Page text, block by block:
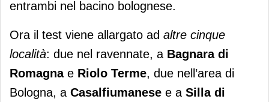
entrambi nel bacino bolognese.
Ora il test viene allargato ad altre cinque
località: due nel ravennate, a Bagnara di
Romagnae Riolo Terme, due nell’area di
Bologna, a Casalfiumanese e a Silla di